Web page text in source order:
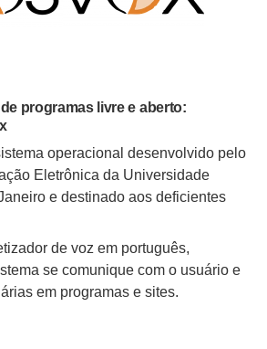
programas livre e aberto:
operacional desenvolvido pelo
Eletrônica da Universidade
e destinado aos deficientes
de voz em português,
se comunique com o usuário e
em programas e sites.